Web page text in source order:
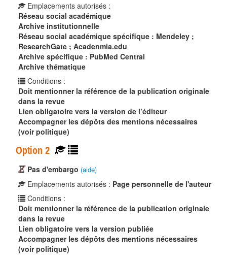
Emplacements autorisés :
Réseau social académique
Archive institutionnelle
Réseau social académique spécifique : Mendeley ;
ResearchGate ; Acadenmia.edu
Archive spécifique : PubMed Central
Archive thématique
Conditions :
Doit mentionner la référence de la publication originale
dans la revue
Lien obligatoire vers la version de l’éditeur
Accompagner les dépôts des mentions nécessaires
(voir politique)
Option 2
Pas d'embargo (aide)
Emplacements autorisés : Page personnelle de l'auteur
Conditions :
Doit mentionner la référence de la publication originale
dans la revue
Lien obligatoire vers la version publiée
Accompagner les dépôts des mentions nécessaires
(voir politique)